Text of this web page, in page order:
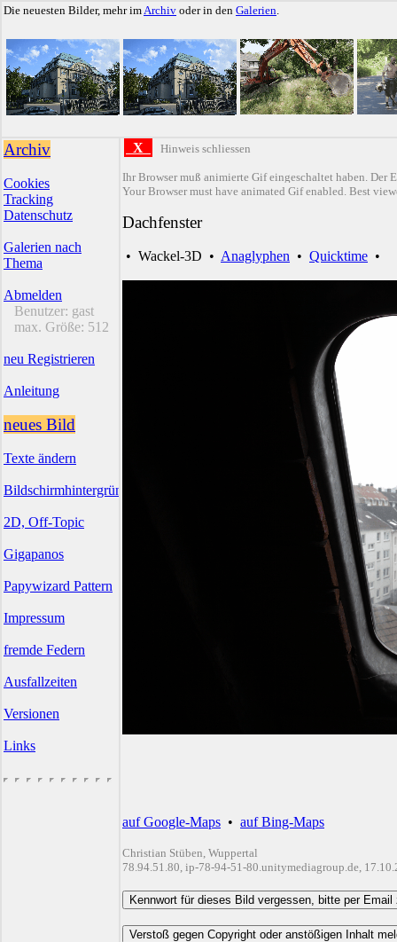
Die neuesten Bilder, mehr imArchiv oder in den Galerien.
Archiv
Cookies
Tracking
Datenschutz
Galerien nach
Thema
Abmelden
Benutzer: gast
max. Größe: 512
neu Registrieren
Anleitung
neues Bild
Texte ändern
Bildschirmhintergründe
2D, Off-Topic
Gigapanos
Papywizard Pattern
Impressum
fremde Federn
Ausfallzeiten
Versionen
Links
X Hinweis schliessen
Ihr Browser muß animierte Gif eingeschaltet haben. Der
Your Browser must have animated Gif enabled. Best
Dachfenster
• Wackel-3D • Anaglyphen • Quicktime •
auf Google-Maps • auf Bing-Maps
Christian Stüben, Wuppertal
78.94.51.80, ip-78-94-51-80.unitymediagroup.de,